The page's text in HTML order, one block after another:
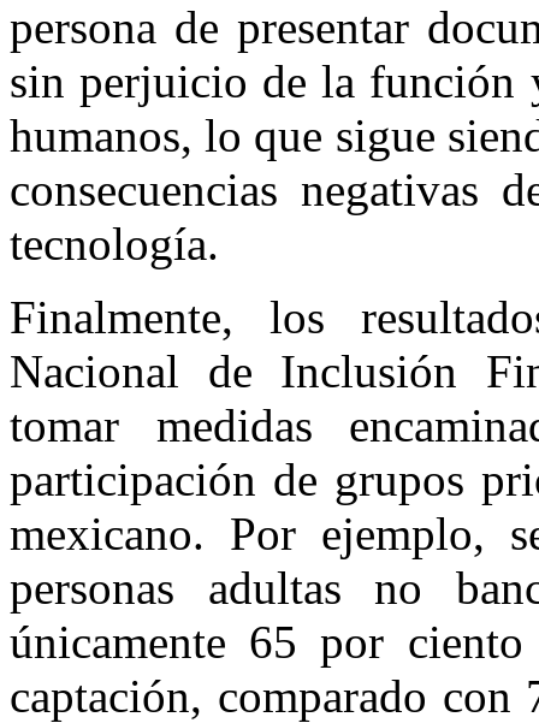
persona de presentar
sin perjuicio de la función
humanos, lo que sigue
consecuencias negativas
tecnología.
Finalmente, los
Nacional de Inclusión
tomar medidas
participación de grupos
mexicano. Por ejemplo,
personas adultas no
únicamente 65 por
captación, comparado